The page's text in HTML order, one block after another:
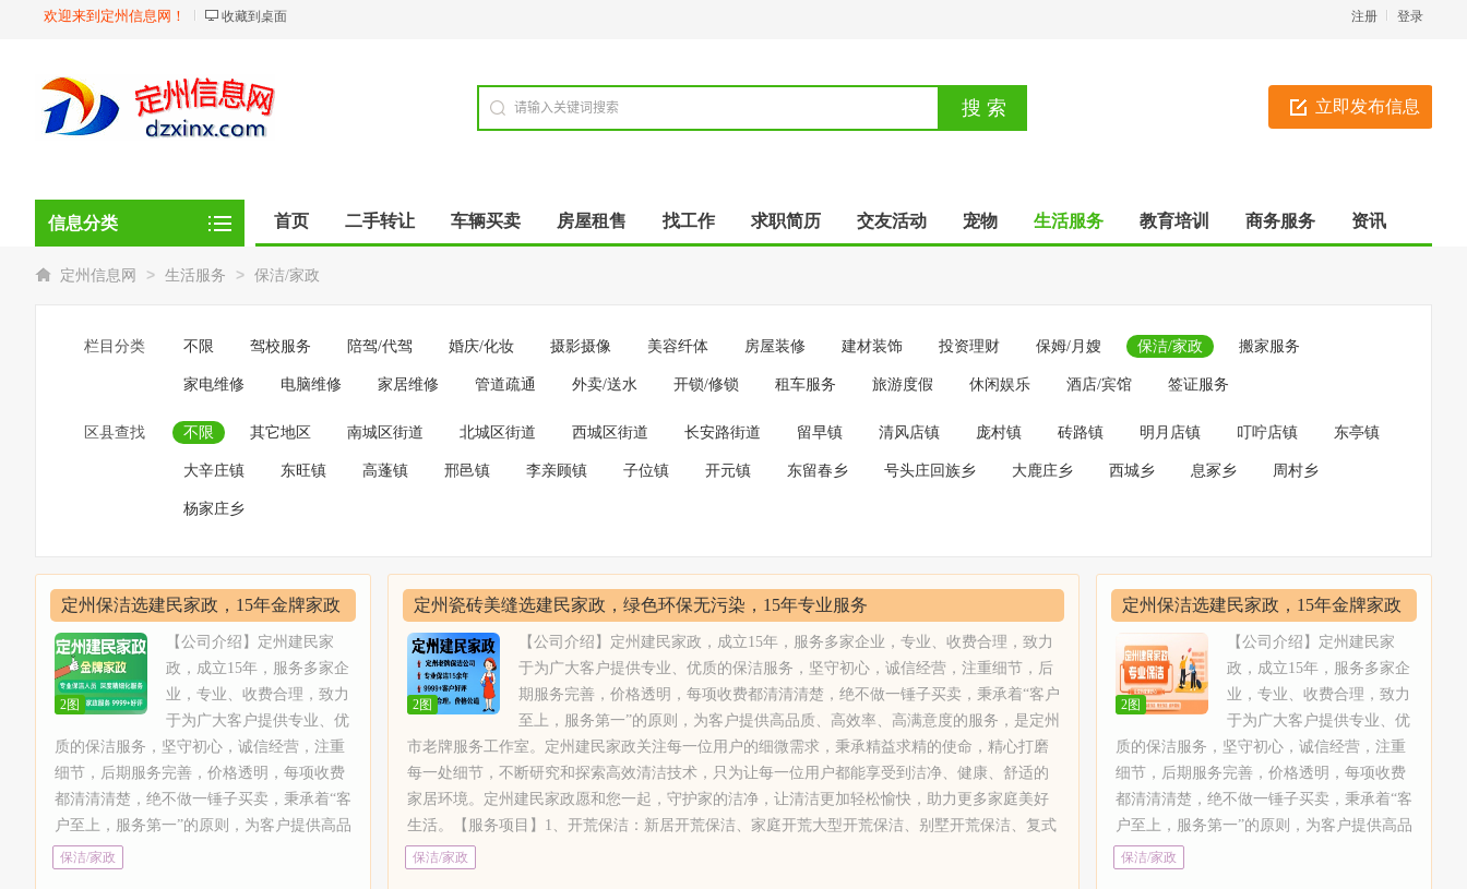
欢迎来到定州信息网！ 收藏到桌面 登录
注册
立即发布信息
信息分类 首页 二手转让 车辆买卖 房屋租售 找工作 求职简历 交友活动 宠物 生活服务 教育培训 商务服务 资讯
商品
定州信息网 > 生活服务 > 保洁/家政
栏目分类 不限 驾校服务 陪驾/代驾 婚庆/化妆 摄影摄像 美容纤体 房屋装修 建材装饰 投资理财 保姆/月嫂 保洁/家政 搬家服务
家电维修 电脑维修 家居维修 管道疏通 外卖/送水 开锁/修锁 租车服务 旅游度假 休闲娱乐 酒店/宾馆 签证服务
区县查找 不限 其它地区 南城区街道 北城区街道 西城区街道 长安路街道 留早镇 清风店镇 庞村镇 砖路镇 明月店镇 叮咛店镇 东亭镇
大辛庄镇 东旺镇 高蓬镇 邢邑镇 李亲顾镇 子位镇 开元镇 东留春乡 号头庄回族乡 大鹿庄乡 西城乡 息冢乡 周村乡
杨家庄乡
定州保洁选建民家政，15年金牌家政
专业服务，价格合理
2图
【公司介绍】定州建民家
政，成立15年，服务多家企
业，专业、收费合理，致力
于为广大客户提供专业、优
质的保洁服务，坚守初心，诚信经营，注重
细节，后期服务完善，价格透明，每项收费
都清清清楚，绝不做一锤子买卖，秉承着“客
户至上，服务第一”的原则，为客户提供高品
质、高效率、高满意度的服务，是定州市老
保洁/家政
定州瓷砖美缝选建民家政，绿色环保无污染，15年专业服务
2图
【公司介绍】定州建民家政，成立15年，服务多家企业，专业、收费合理，致力
于为广大客户提供专业、优质的保洁服务，坚守初心，诚信经营，注重细节，后
期服务完善，价格透明，每项收费都清清清楚，绝不做一锤子买卖，秉承着“客户
至上，服务第一”的原则，为客户提供高品质、高效率、高满意度的服务，是定州
市老牌服务工作室。定州建民家政关注每一位用户的细微需求，秉承精益求精的使命，精心打磨
每一处细节，不断研究和探索高效清洁技术，只为让每一位用户都能享受到洁净、健康、舒适的
家居环境。定州建民家政愿和您一起，守护家的洁净，让清洁更加轻松愉快，助力更多家庭美好
生活。【服务项目】1、开荒保洁：新居开荒保洁、家庭开荒大型开荒保洁、别墅开荒保洁、复式
楼开荒保洁、空房开荒，山庄，别墅，四合院，宾馆，家庭开荒保洁、医院保洁、学校保洁、公
保洁/家政
定州保洁选建民家政，15年金牌家政
服务
2图
【公司介绍】定州建民家
政，成立15年，服务多家企
业，专业、收费合理，致力
于为广大客户提供专业、优
质的保洁服务，坚守初心，诚信经营，注重
细节，后期服务完善，价格透明，每项收费
都清清清楚，绝不做一锤子买卖，秉承着“客
户至上，服务第一”的原则，为客户提供高品
质、高效率、高满意度的服务，是定州市老
保洁/家政